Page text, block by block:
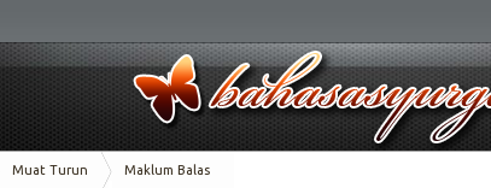
Muat Turun Maklum Balas